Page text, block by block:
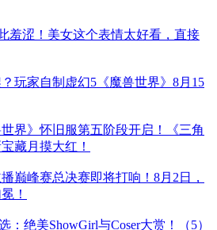
羞涩！美女这个表情太好看，直接
玩家自制虚幻5《魔兽世界》8月15
界》怀旧服第五阶段开启！《三角
藏月摸大红！
巅峰赛总决赛即将打响！8月2日，
！
：绝美ShowGirl与Coser大赏！（5）